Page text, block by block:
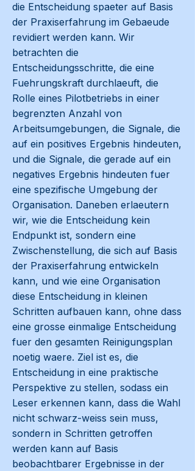
die Entscheidung spaeter auf Basis
der Praxiserfahrung im Gebaeude
revidiert werden kann. Wir
betrachten die
Entscheidungsschritte, die eine
Fuehrungskraft durchlaeuft, die
Rolle eines Pilotbetriebs in einer
begrenzten Anzahl von
Arbeitsumgebungen, die Signale, die
auf ein positives Ergebnis hindeuten,
und die Signale, die gerade auf ein
negatives Ergebnis hindeuten fuer
eine spezifische Umgebung der
Organisation. Daneben erlaeutern
wir, wie die Entscheidung kein
Endpunkt ist, sondern eine
Zwischenstellung, die sich auf Basis
der Praxiserfahrung entwickeln
kann, und wie eine Organisation
diese Entscheidung in kleinen
Schritten aufbauen kann, ohne dass
eine grosse einmalige Entscheidung
fuer den gesamten Reinigungsplan
noetig waere. Ziel ist es, die
Entscheidung in eine praktische
Perspektive zu stellen, sodass ein
Leser erkennen kann, dass die Wahl
nicht schwarz-weiss sein muss,
sondern in Schritten getroffen
werden kann auf Basis
beobachtbarer Ergebnisse in der